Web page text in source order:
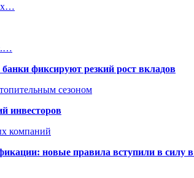
фиксируют резкий рост вкладов
сезоном
инвесторов
компаний
новые правила вступили в силу в